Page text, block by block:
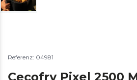
Referenz: 04981
Cecofry Pixel 2500